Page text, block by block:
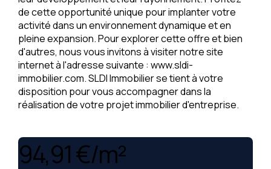
de cette opportunité unique pour implanter votre
activité dans un environnement dynamique et en
pleine expansion. Pour explorer cette offre et bien
d'autres, nous vous invitons à visiter notre site
internet à l'adresse suivante : www.sldi-
immobilier.com. SLDI Immobilier se tient à votre
disposition pour vous accompagner dans la
réalisation de votre projet immobilier d'entreprise.
94,91 €/m²